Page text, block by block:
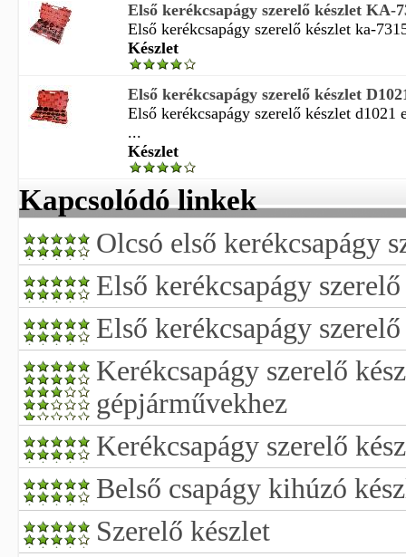
Első kerékcsapágy szerelő készlet KA-
Első kerékcsapágy szerelő készlet ka-
Készlet
Első kerékcsapágy szerelő készlet
Első kerékcsapágy szerelő készlet d1021
...
Készlet
Kapcsolódó linkek
Olcsó első kerékcsapágy
Első kerékcsapágy
Első kerékcsapágy
Kerékcsapágy szerelő
gépjárművekhez
Kerékcsapágy szerelő
Belső csapágy kihúzó
Szerelő készlet